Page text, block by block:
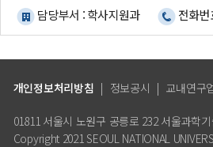
담당부서 : 학사지원과 전화번
개인정보처리방침 | 정보공시 | 교내연구
01811 서울시 노원구 공릉로 232 서울과학
Copyright 2021 SEOUL NATIONAL